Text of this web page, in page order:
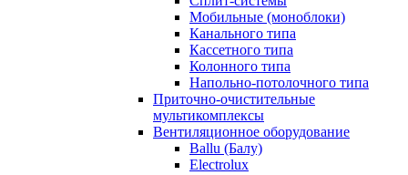
Мобильные (моноблоки)
Канального типа
Кассетного типа
Колонного типа
Напольно-потолочного типа
Приточно-очистительные
мультикомплексы
Вентиляционное оборудование
Ballu (Балу)
Electrolux